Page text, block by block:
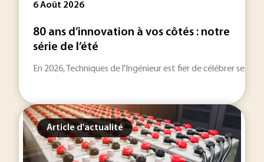
6 Août 2026
80 ans d’innovation à vos côtés : notre
série de l’été
En 2026, Techniques de l'Ingénieur est fier de célébrer ses
Article d'actualité